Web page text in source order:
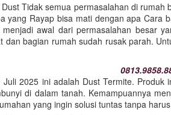
Tidak semua permasalahan di rumah
yang Rayap bisa mati dengan apa
awal dari permasalahan besar
bagian rumah sudah rusak parah.
2025 ini adalah Dust Termite.
di dalam tanah. Kemampuannya
yang ingin solusi tuntas tanpa